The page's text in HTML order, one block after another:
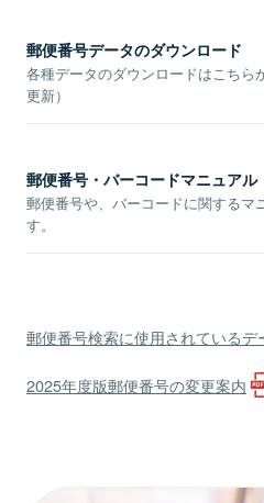
郵便番号データのダウンロード
各種データのダウンロードはこちら
更新）
郵便番号・バーコードマニュアル
郵便番号や、バーコードに関するマ
す。
郵便番号検索に使用されているデ
2025年度版郵便番号の変更案内